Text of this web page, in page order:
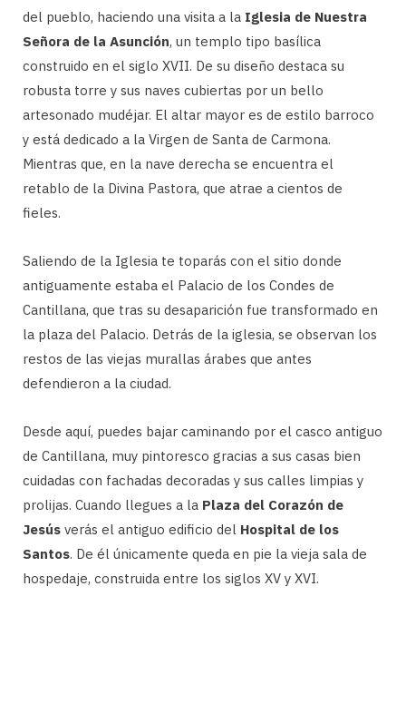
del pueblo, haciendo una visita a la Iglesia de Nuestra
Señora de la Asunción, un templo tipo basílica
construido en el siglo XVII. De su diseño destaca su
robusta torre y sus naves cubiertas por un bello
artesonado mudéjar. El altar mayor es de estilo barroco
y está dedicado a la Virgen de Santa de Carmona.
Mientras que, en la nave derecha se encuentra el
retablo de la Divina Pastora, que atrae a cientos de
fieles.
Saliendo de la Iglesia te toparás con el sitio donde
antiguamente estaba el Palacio de los Condes de
Cantillana, que tras su desaparición fue transformado en
la plaza del Palacio. Detrás de la iglesia, se observan los
restos de las viejas murallas árabes que antes
defendieron a la ciudad.
Desde aquí, puedes bajar caminando por el casco antiguo
de Cantillana, muy pintoresco gracias a sus casas bien
cuidadas con fachadas decoradas y sus calles limpias y
prolijas. Cuando llegues a la Plaza del Corazón de
Jesús verás el antiguo edificio del Hospital de los
Santos. De él únicamente queda en pie la vieja sala de
hospedaje, construida entre los siglos XV y XVI.